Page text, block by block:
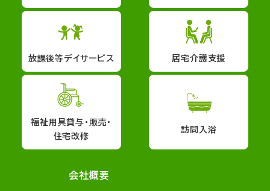
放課後等デイサービス 居宅介護支援
福祉用具貸与・販売・
住宅改修
訪問入浴
会社概要